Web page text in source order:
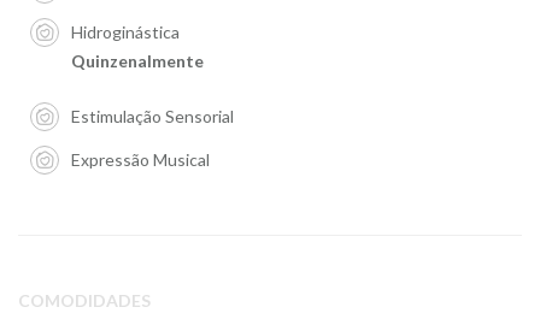
Hidroginástica
Quinzenalmente
Estimulação Sensorial
Expressão Musical
COMODIDADES